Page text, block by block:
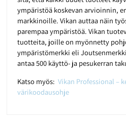
ympäristöä koskevan arvioinnin,
markkinoille. Vikan auttaa näin
parempaa ympäristöä. Vikan
tuotteita, joille on myönnetty
ympäristömerkki eli
antaa 500 käyttö- ja pesukerran
Katso myös:Vikan Professional –
värikoodausohje